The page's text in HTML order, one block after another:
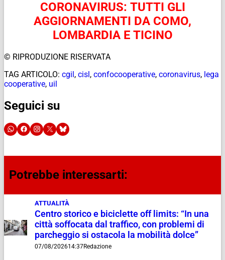
CORONAVIRUS: TUTTI GLI
AGGIORNAMENTI DA COMO,
LOMBARDIA E TICINO
© RIPRODUZIONE RISERVATA
TAG ARTICOLO: cgil, cisl, confocooperative, coronavirus, lega
cooperative, uil
Seguici su
Potrebbe interessarti:
ATTUALITÀ
Centro storico e biciclette off limits: “In una
città soffocata dal traffico, con problemi di
parcheggio si ostacola la mobilità dolce”
07/08/202614:37Redazione